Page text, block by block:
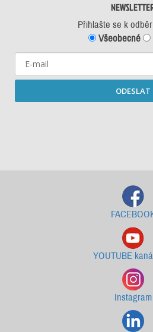
Přihlašte se k
Všeobecné
ODESLAT
YOUTUBE
Instagram